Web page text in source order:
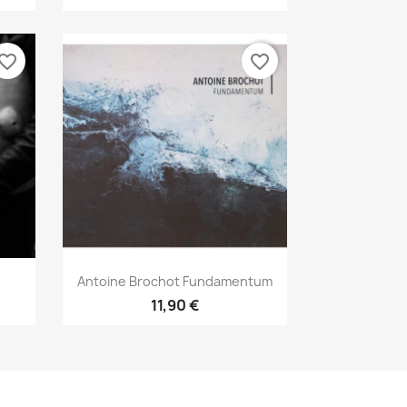
Aperçu rapide
Antoine Brochot Fundamentum
11,90 €
favorite_border